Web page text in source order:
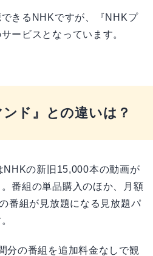
きるNHKですが、『NHKプ
ービスとなっています。
ンド』との違いは？
NHKの新旧15,000本の動画が
番組の単品購入のほか、月額
番組が見放題になる見放題パ
分の番組を追加料金なしで観